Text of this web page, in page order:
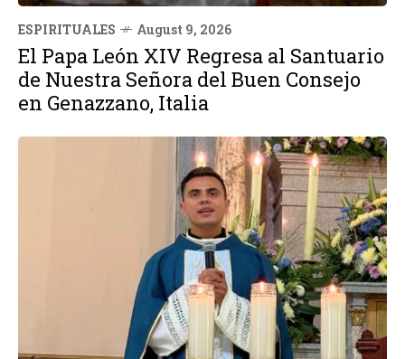
ESPIRITUALES August 9, 2026
El Papa León XIV Regresa al Santuario
de Nuestra Señora del Buen Consejo
en Genazzano, Italia